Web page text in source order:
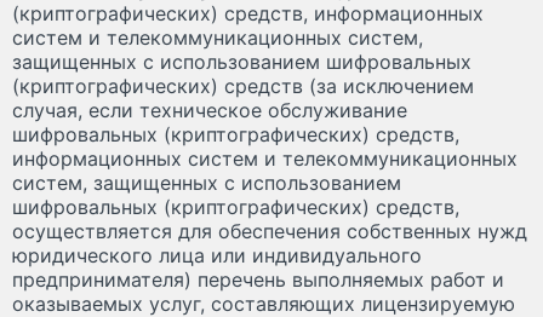
(криптографических) средств, информационных
систем и телекоммуникационных систем,
защищенных с использованием шифровальных
(криптографических) средств (за исключением
случая, если техническое обслуживание
шифровальных (криптографических) средств,
информационных систем и телекоммуникационных
систем, защищенных с использованием
шифровальных (криптографических) средств,
осуществляется для обеспечения собственных нужд
юридического лица или индивидуального
предпринимателя) перечень выполняемых работ и
оказываемых услуг, составляющих лицензируемую